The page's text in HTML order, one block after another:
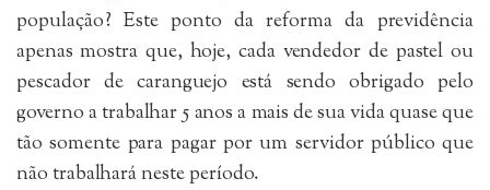
população? Este ponto da reforma da previdência
apenas mostra que, hoje, cada vendedor de pastel ou
pescador de caranguejo está sendo obrigado pelo
governo a trabalhar 5 anos a mais de sua vida quase que
tão somente para pagar por um servidor público que
não trabalhará neste período.